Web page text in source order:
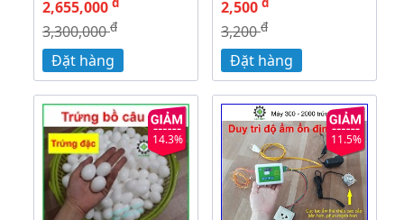
2,655,000
3,300,000đ
Đặt hàng
2,500
3,200đ
Đặt hàng
14.3% 11.5%